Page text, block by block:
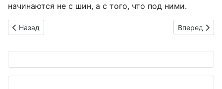
начинаются не с шин, а с того, что под ними.
Предыдущий: Тормоза без "пыльного" скандала: Sumitomo
Назад Следующий:
Вперед